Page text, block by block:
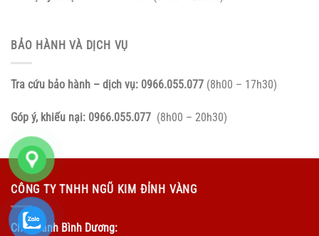
BẢO HÀNH VÀ DỊCH VỤ
Tra cứu bảo hành – dịch vụ: 0966.055.077 (8h00 – 17h30)
Góp ý, khiếu nại: 0966.055.077 (8h00 – 20h30)
CÔNG TY TNHH NGŨ KIM ĐỈNH VÀNG
Chi Nhánh Bình Dương: